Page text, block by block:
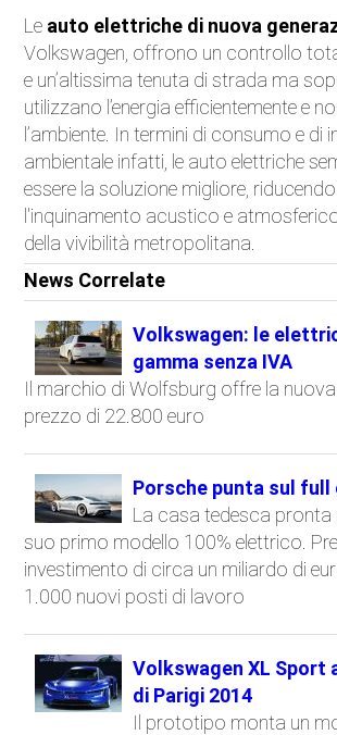
Le auto elettriche di nuova
Volkswagen, offrono un controllo
e un’altissima tenuta di strada ma
utilizzano l’energia efficientemente e
l’ambiente. In termini di consumo e di
ambientale infatti, le auto elettriche
essere la soluzione migliore,
l'inquinamento acustico e
della vivibilità metropolitana.
News Correlate
Volkswagen: le
gamma senza IVA
Il marchio di Wolfsburg offre la nuova
prezzo di 22.800 euro
Porsche punta sul
La casa tedesca pronta
suo primo modello 100% elettrico.
investimento di circa un miliardo di
1.000 nuovi posti di lavoro
Volkswagen XL Sport
di Parigi 2014
Il prototipo monta un